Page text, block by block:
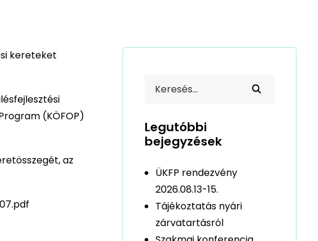
kereteket
(KÖFOP)
az
Legutóbbi
bejegyzések
ÜKFP rendezvény
2026.08.13-15.
Tájékoztatás nyári
zárvatartásról